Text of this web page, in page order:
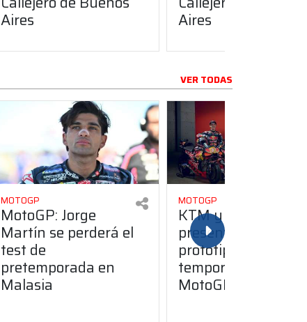
Aires Aires
VER TODAS
MOTOGP
MotoGP: Jorge
Martín se perderá el
test de
pretemporada en
Malasia
MOTOGP
KTM y Tech3
presentaron sus
prototipos para la
temporada 2026
MotoGP